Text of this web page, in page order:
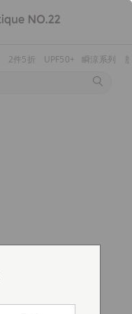
2件5折 UPF50+ 瞬涼系列